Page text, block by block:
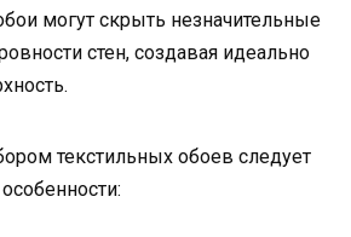
могут скрыть незначительные
стен, создавая идеально
текстильных обоев следует